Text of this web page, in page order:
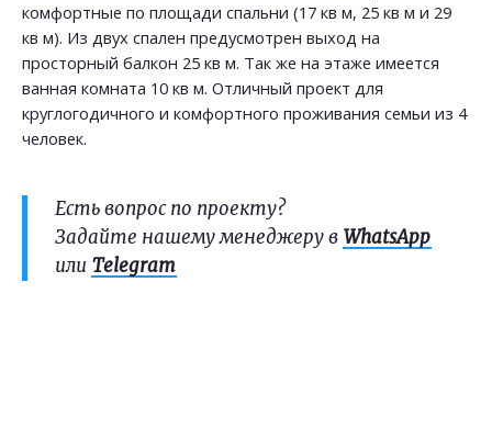
комфортные по площади спальни (17 кв м, 25 кв м и 29
кв м). Из двух спален предусмотрен выход на
просторный балкон 25 кв м. Так же на этаже имеется
ванная комната 10 кв м. Отличный проект для
круглогодичного и комфортного проживания семьи из 4
человек.
Есть вопрос по проекту?
Задайте нашему менеджеру в WhatsApp
или Telegram